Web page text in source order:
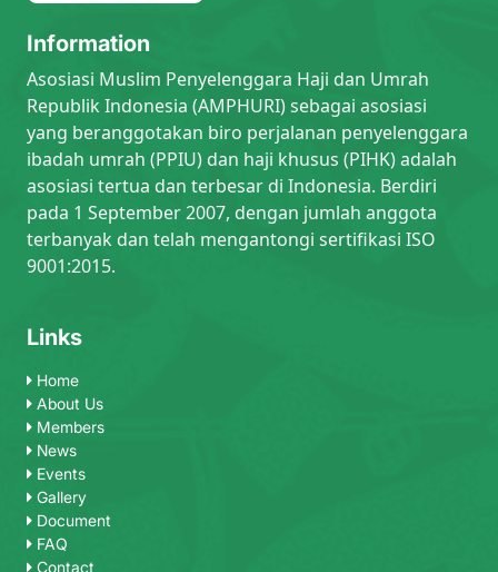
Information
Asosiasi Muslim Penyelenggara Haji dan Umrah
Republik Indonesia (AMPHURI) sebagai asosiasi
yang beranggotakan biro perjalanan penyelenggara
ibadah umrah (PPIU) dan haji khusus (PIHK) adalah
asosiasi tertua dan terbesar di Indonesia. Berdiri
pada 1 September 2007, dengan jumlah anggota
terbanyak dan telah mengantongi sertifikasi ISO
9001:2015.
Links
Home
About Us
Members
News
Events
Gallery
Document
FAQ
Contact